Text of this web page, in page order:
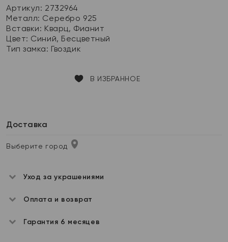
Артикул: 2732964
Металл: Серебро 925
Вставки: Кварц, Фианит
Цвет: Синий, Бесцветный
Тип замка: Гвоздик
В ИЗБРАННОЕ
Доставка
Выберите город
Уход за украшениями
Оплата и возврат
Гарантия 6 месяцев